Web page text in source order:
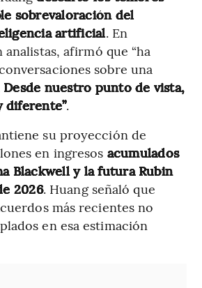
sobrevaloración del
artificial. En
afirmó que “ha
sobre una
Desde nuestro punto de vista,
diferente”.
su proyección de
en ingresos acumulados
Blackwell y la futura Rubin
2026. Huang señaló que
más recientes no
en esa estimación